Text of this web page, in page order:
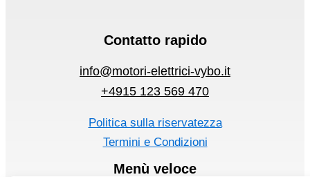
Contatto rapido
info@motori-elettrici-vybo.it
+4915 123 569 470
Politica sulla riservatezza
Termini e Condizioni
Menù veloce